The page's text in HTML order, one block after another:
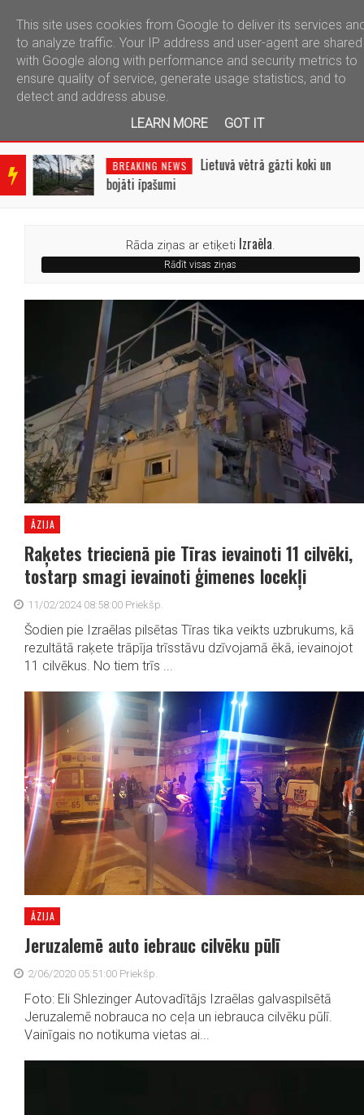
telegram
BRE
AKIN
NEW
BREAKING NEWS
Lietuvā vētrā gāzti koki un
bojāti īpašumi
Rāda ziņas ar etiķeti Izraēla.
Rādīt visas ziņas
ĀZIJA
Raķetes triecienā pie Tīras ievainoti 11 cilvēki,
tostarp smagi ievainoti ģimenes locekļi
11/02/2024 08:58:00 Priekšp.
Šodien pie Izraēlas pilsētas Tīras tika veikts uzbrukums, kā
rezultātā raķete trāpīja trīsstāvu dzīvojamā ēkā, ievainojot
11 cilvēkus. No tiem trīs ...
ĀZIJA
Jeruzalemē auto iebrauc cilvēku pūlī
2/06/2020 05:51:00 Priekšp.
Foto: Eli Shlezinger Autovadītājs Izraēlas galvaspilsētā
Jeruzalemē nobrauca no ceļa un iebrauca cilvēku pūlī.
Vainīgais no notikuma vietas ai...
This site uses cookies from Google to deliver its services
to analyze traffic. Your IP address and user-agent are shared
with Google along with performance and security metrics to
ensure quality of service, generate usage statistics, and to
detect and address abuse.
LEARN MORE
GOT IT